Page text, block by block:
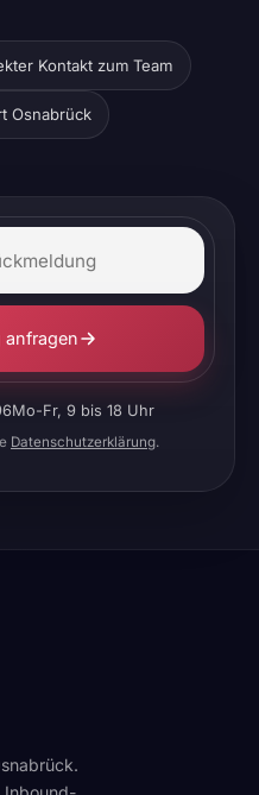
Kontakt zum Team
Osnabrück
anfragen
Mo-Fr, 9 bis 18 Uhr
Datenschutzerklärung.